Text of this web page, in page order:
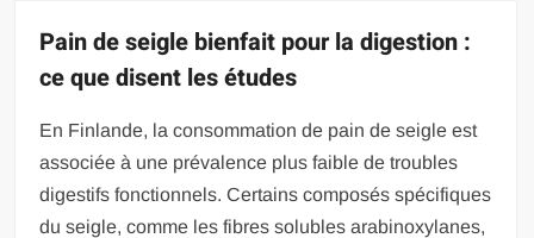
Pain de seigle bienfait pour la digestion :
ce que disent les études
En Finlande, la consommation de pain de seigle est
associée à une prévalence plus faible de troubles
digestifs fonctionnels. Certains composés spécifiques
du seigle, comme les fibres solubles arabinoxylanes,